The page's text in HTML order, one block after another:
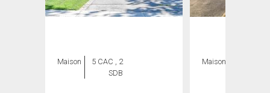
Maison
5 CAC , 2
SDB
Maison